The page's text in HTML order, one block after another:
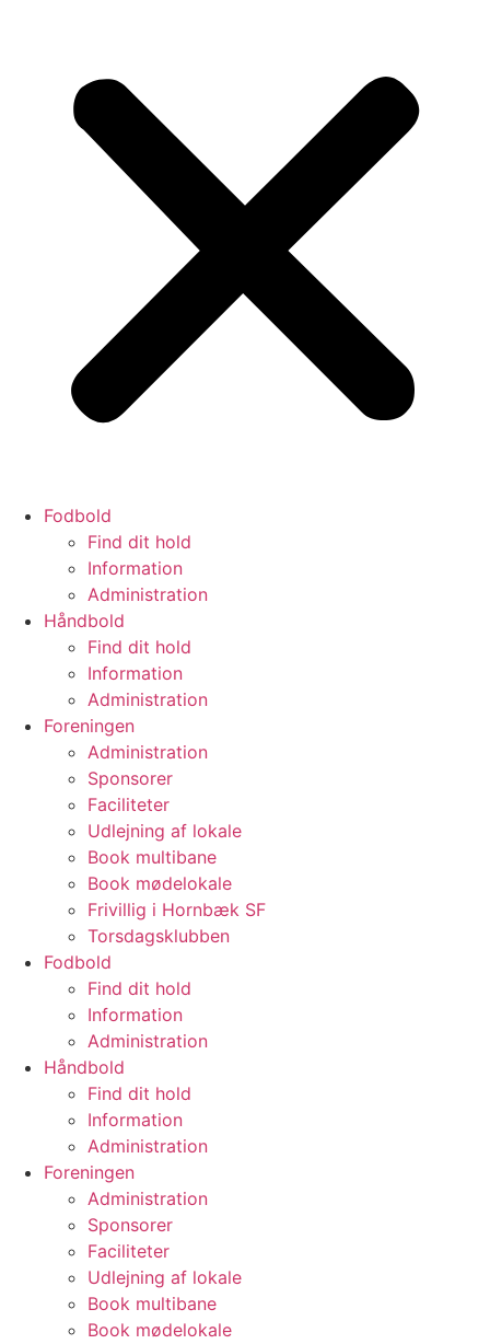
Fodbold
Find dit hold
Information
Administration
Håndbold
Find dit hold
Information
Administration
Foreningen
Administration
Sponsorer
Faciliteter
Udlejning af lokale
Book multibane
Book mødelokale
Frivillig i Hornbæk SF
Torsdagsklubben
Fodbold
Find dit hold
Information
Administration
Håndbold
Find dit hold
Information
Administration
Foreningen
Administration
Sponsorer
Faciliteter
Udlejning af lokale
Book multibane
Book mødelokale